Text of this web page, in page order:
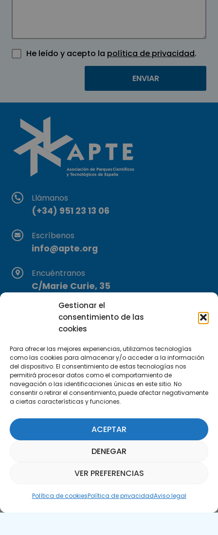
Gestionar el
consentimiento de las
cookies
Para ofrecer las mejores experiencias, utilizamos tecnologías
como las cookies para almacenar y/o acceder a la información
del dispositivo. El consentimiento de estas tecnologías nos
permitirá procesar datos como el comportamiento de
navegación o las identificaciones únicas en este sitio. No
consentir o retirar el consentimiento, puede afectar negativamente
a ciertas características y funciones.
ACEPTAR
DENEGAR
VER PREFERENCIAS
Política de cookiesPolítica de privacidadAviso legal
He leído y acepto la política de privacidad.
Llámanos
(+34) 951 23 13 06
Escríbenos
info@apte.org
Encuéntranos
C/Marie Curie, 35
29590 Campanillas, Málaga
Suscríbete a nuestra Newsletter
SUSCRÍBETE AQUÍ